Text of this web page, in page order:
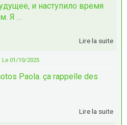
и наступило время
Я ...
Lire la suite
Le 01/10/2025
Paola. ça rappelle des
Lire la suite